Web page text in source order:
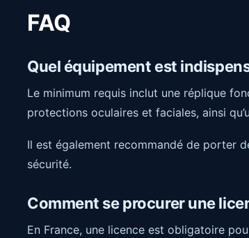
FAQ
Quel équipement est
Le minimum requis inclut une réplique
protections oculaires et faciales, ainsi
Il est également recommandé de porter
sécurité.
Comment se procurer une
En France, une licence est obligatoire